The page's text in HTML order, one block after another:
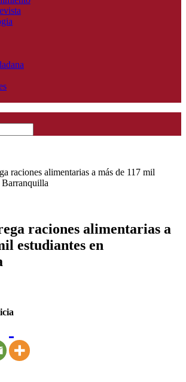
raciones alimentarias a más de 117 mil
Barranquilla
raciones alimentarias a
estudiantes en